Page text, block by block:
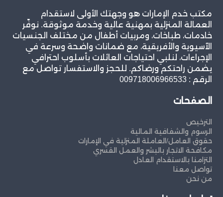
مكتب خدم الإمارات هو وجهتك الأولى لاستقدام
العمالة المنزلية بمهنية عالية وخدمة موثوقة. نوفّر
خادمات، طباخات، ومربيات أطفال من مختلف الجنسيات
الآسيوية والأفريقية، مع ضمانات واضحة وسرعة في
الإجراءات، لنلبي احتياجات العائلات بأسلوب احترافي
يضمن راحتكم ورضاكم. للحجز والاستفسار تواصل مع
الرقم : 009718006966533
الصفحات
الترخيص
الرسوم والشفافية المالية
حقوق العامل/العاملة المنزلية في الإمارات
مكافحة الاتجار بالبشر والعمل القسري
التزامنا بالاستقدام العادل
تواصل معنا
من نحن